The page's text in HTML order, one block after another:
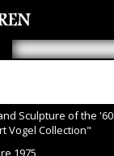
Sculpture of the
Vogel Collection"
1975